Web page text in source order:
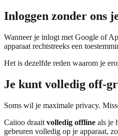
Inloggen zonder ons
Wanneer je inlogt met Google of
apparaat rechtstreeks een
Het is dezelfde reden waarom je
Je kunt volledig off-
Soms wil je maximale privacy.
Caiioo draait volledig offline als je
gebeuren volledig op je apparaat,